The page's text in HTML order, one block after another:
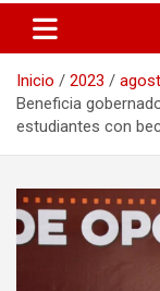
Inicio 2023
Beneficia
estudiantes con